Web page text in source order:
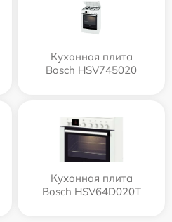
Кухонная плита
Bosch HSV745020
Кухонная плита
Bosch HSV64D020T